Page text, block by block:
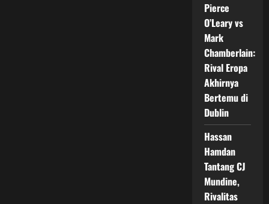
Pierce
O’Leary vs
Mark
Chamberlain:
Rival Eropa
Akhirnya
Bertemu di
Dublin
Hassan
Hamdan
Tantang CJ
Mundine,
Rivalitas